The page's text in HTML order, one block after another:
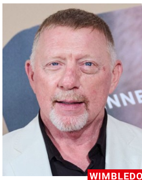
Suchbegriff
© Krone Multimedia GmbH & Co KG 2026
Muthgasse 2, 1190 Wien